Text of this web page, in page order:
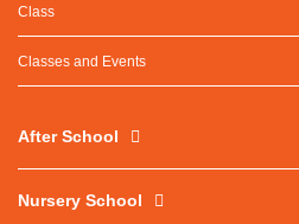
Class
Classes and Events
After School
Nursery School